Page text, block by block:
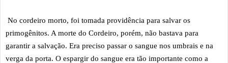
No cordeiro morto, foi tomada providência para salvar os
primogênitos. A morte do Cordeiro, porém, não bastava para
garantir a salvação. Era preciso passar o sangue nos umbrais e na
verga da porta. O espargir do sangue era tão importante como a